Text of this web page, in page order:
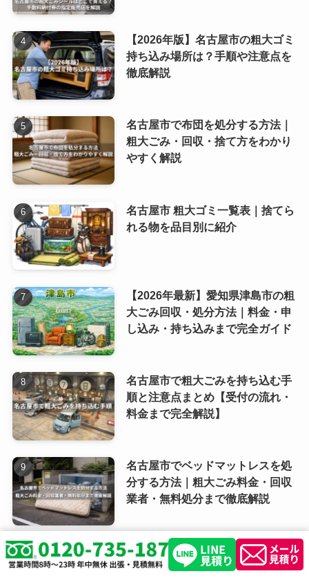
【2026年版】名古屋市の粗大ゴミ
持ち込み場所は？手順や注意点を
徹底解説
名古屋市で布団を処分する方法｜
粗大ごみ・回収・捨て方をわかり
やすく解説
名古屋市 粗大ゴミ一覧表｜捨てら
れる物を品目別に紹介
【2026年最新】愛知県津島市の粗
大ごみ回収・処分方法｜料金・申
し込み・持ち込みまで完全ガイド
名古屋市で粗大ごみを持ち込む手
順と注意点まとめ【受付の流れ・
料金まで完全解説】
名古屋市でベッドマットレスを処
分する方法｜粗大ごみ料金・回収
業者・無料処分まで徹底解説
名古屋市でテレビを処分する方法
3選｜料金の目安・持ち込み先・